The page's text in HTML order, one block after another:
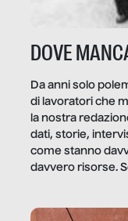
DOVE
Da anni solo
di lavoratori che
la nostra
dati, storie,
come stanno
davvero risorse.